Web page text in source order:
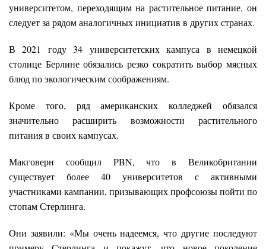
университетом, переходящим на растительное питание, он
следует за рядом аналогичных инициатив в других странах.
В 2021 году 34 университетских кампуса в немецкой
столице Берлине обязались резко сократить выбор мясных
блюд по экологическим соображениям.
Кроме того, ряд американских колледжей обязался
значительно расширить возможности растительного
питания в своих кампусах.
Макговерн сообщил PBN, что в Великобритании
существует более 40 университетов с активными
участниками кампании, призывающих профсоюзы пойти по
стопам Стерлинга.
Они заявили: «Мы очень надеемся, что другие последуют